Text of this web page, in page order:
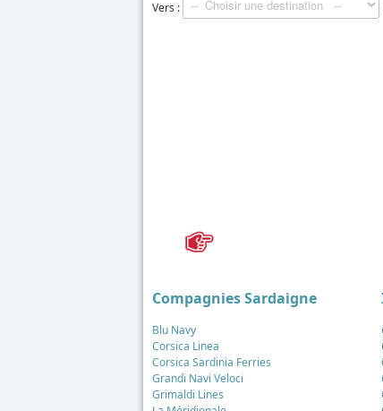
Vers :
Compagnies Sardaigne
Blu Navy
Corsica Linea
Corsica Sardinia Ferries
Grandi Navi Veloci
Grimaldi Lines